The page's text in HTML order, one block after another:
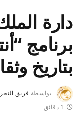
دارة
برنامج
بتاريخ
بواسطة فريق
1 دقائق